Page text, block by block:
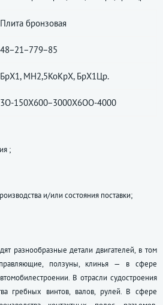
Плита бронзовая
48−21−779−85
БрХ1, МН2,5КоКрХ, БрХ1Цр.
3О-150Х600−3000Х6ОО-4000
;
и/или состояния поставки;
разнообразные детали двигателей, в том
ползуны, клинья — в сфере
В отрасли судостроения
гребных винтов, валов, рулей. В сфере